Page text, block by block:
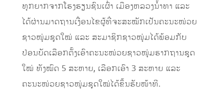
ທຸກຍາກຈາກໂຮງຮຽນຊົນເຜົ່າ ເມືອງຫລວງນ້ຳທາ ແລະ
ໄດ້ຜ່ານມາດຖານເງື່ອນໄຂຜູ້ທີ່ຈະສະໝັກເປັນຄະນະໜ່ວຍ
ຊາວໜຸ່ມຊຸດໃໝ່ ແລະ ສະມາຊິກຊາວໜຸ່ມໄດ້ພ້ອມກັບ
ປ່ອນບັດເລືອກຕັ້ງເອົາຄະນະໜ່ວຍຊາວໜຸ່ມຮາກຖານຊຸດ
ໃໝ່ ທັງໝົດ 5 ສະຫາຍ, ເລືອກເອົາ 3 ສະຫາຍ ແລະ
ຄະນະໜ່ວຍຊາວໜຸ່ມຊຸດໃໝ່ໄດ້ຂຶ້ນຮັບໜ້າທີ.